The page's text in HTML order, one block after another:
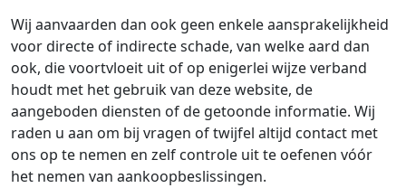
Wij aanvaarden dan ook geen enkele aansprakelijkheid
voor directe of indirecte schade, van welke aard dan
ook, die voortvloeit uit of op enigerlei wijze verband
houdt met het gebruik van deze website, de
aangeboden diensten of de getoonde informatie. Wij
raden u aan om bij vragen of twijfel altijd contact met
ons op te nemen en zelf controle uit te oefenen vóór
het nemen van aankoopbeslissingen.